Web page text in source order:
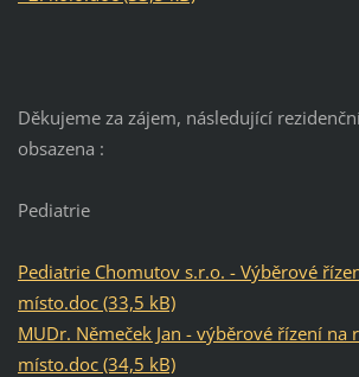
Děkujeme za zájem, následující
obsazena :
Pediatrie
Pediatrie Chomutov s.r.o. - Výběrové
místo.doc (33,5 kB)
MUDr. Němeček Jan - výběrové řízení na
místo.doc (34,5 kB)